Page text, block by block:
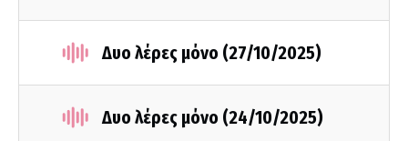
Δυο λέρες μόνο (27/10/2025)
Δυο λέρες μόνο (24/10/2025)